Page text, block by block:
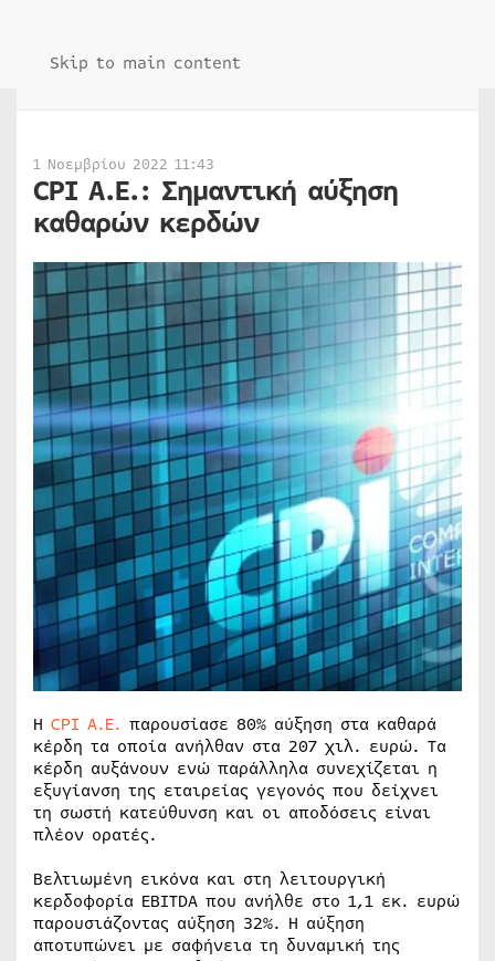
Skip to main content
1 Νοεμβρίου 2022 11:43
CPI Α.Ε.: Σημαντική αύξηση
καθαρών κερδών
Η CPI A.E. παρουσίασε 80% αύξηση στα καθαρά
κέρδη τα οποία ανήλθαν στα 207 χιλ. ευρώ. Τα
κέρδη αυξάνουν ενώ παράλληλα συνεχίζεται η
εξυγίανση της εταιρείας γεγονός που δείχνει
τη σωστή κατεύθυνση και οι αποδόσεις είναι
πλέον ορατές.
Βελτιωμένη εικόνα και στη λειτουργική
κερδοφορία EBITDA που ανήλθε στο 1,1 εκ. ευρώ
παρουσιάζοντας αύξηση 32%. Η αύξηση
αποτυπώνει με σαφήνεια τη δυναμική της